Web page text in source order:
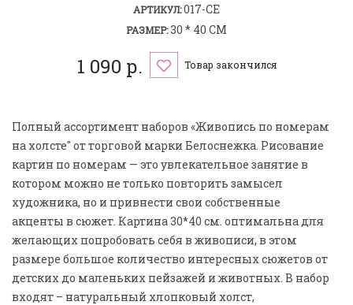
АРТИКУЛ:017-CE
РАЗМЕР:30 * 40 СМ
1 090 р. Товар закончился
Полный ассортимент наборов «Живопись по номерам
на холсте" от торговой марки Белоснежка. Рисование
картин по номерам — это увлекательное занятие в
котором можно не только повторить замысел
художника, но и привнести свои собственные
акценты в сюжет. Картина 30*40 см. оптимальна для
желающих попробовать себя в живописи, в этом
размере большое количество интересных сюжетов от
детских до маленьких пейзажей и животных. В набор
входят – натуральный хлопковый холст,